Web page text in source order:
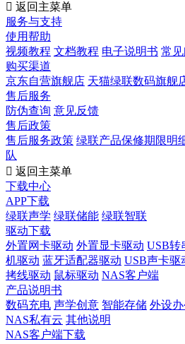
 返回主菜单
服务与支持
使用帮助
视频教程 文档教程 电子说明书 常
购买渠道
京东自营旗舰店 天猫绿联数码旗舰
售后服务
防伪查询 意见反馈
售后政策
售后服务政策 绿联产品保修期限明
队
 返回主菜单
下载中心
APP下载
绿联声学 绿联储能 绿联智联
驱动下载
外置网卡驱动 外置显卡驱动 USB转
机驱动 蓝牙适配器驱动 USB声卡驱
拷线驱动 鼠标驱动 NAS客户端
产品说明书
数码充电 声学创意 智能存储 外设
NAS私有云 其他说明
NAS客户端下载